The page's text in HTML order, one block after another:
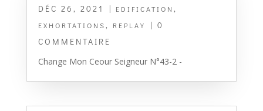
DÉC 26, 2021 | EDIFICATION ,
EXHORTATIONS , REPLAY
| 0
COMMENTAIRE
Change Mon Ceour Seigneur N°43-2 -